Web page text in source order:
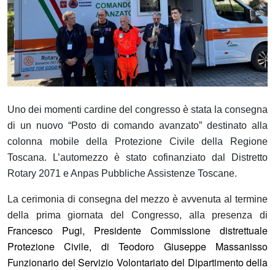
Uno dei momenti cardine del congresso è stata la consegna
di un nuovo “Posto di comando avanzato” destinato alla
colonna mobile della Protezione Civile della Regione
Toscana. L’automezzo è stato cofinanziato dal Distretto
Rotary 2071 e Anpas Pubbliche Assistenze Toscane.
La cerimonia di consegna del mezzo è avvenuta al termine
della prima giornata del Congresso, alla presenza di
Francesco Pugi, Presidente Commissione distrettuale
Protezione Civile, di Teodoro Giuseppe Massanisso
Funzionario del Servizio Volontariatodel Dipartimento della